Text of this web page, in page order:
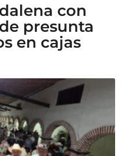
con
presunta
en cajas